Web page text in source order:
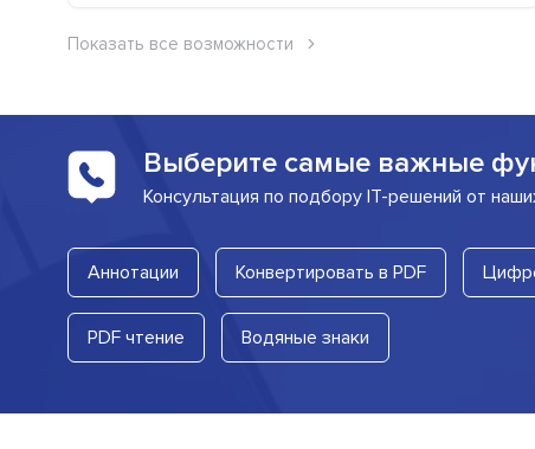
Показать все возможности
Выберите самые важные
Консультация по подбору IT-решений от
Аннотации Конвертировать в PDF
PDF чтение Водяные знаки